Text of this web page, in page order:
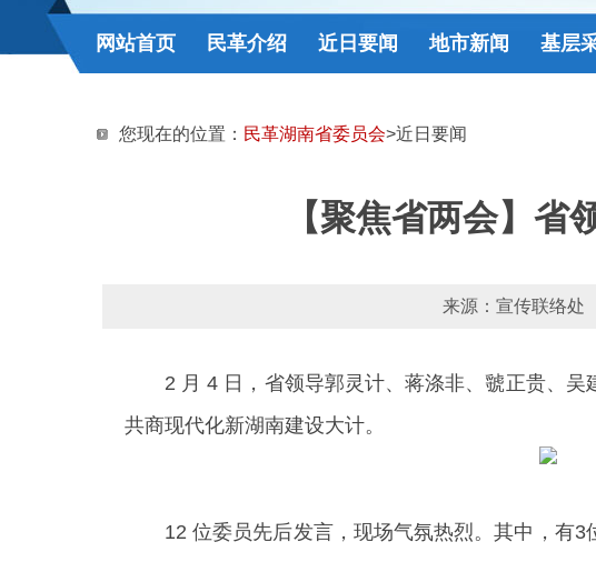
网站首页 民革介绍 近日要闻 地市新闻 基层
您现在的位置： 民革湖南省委员会>近日要闻
【聚焦省两会】
来源：宣传联络
2 月 4 日，省领导郭灵计、蒋涤非、虢正贵、
共商现代化新湖南建设大计。
12 位委员先后发言，现场气氛热烈。其中，有